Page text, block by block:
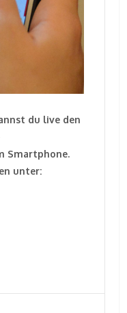
du live den
Smartphone.
unter: